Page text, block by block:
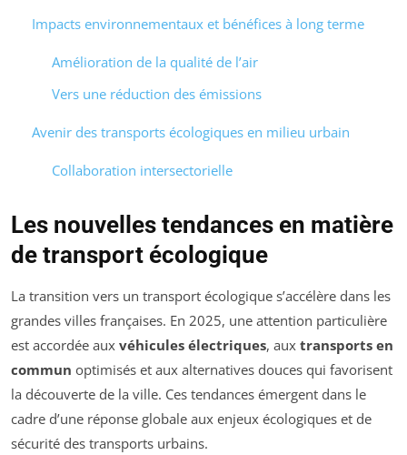
Impacts environnementaux et bénéfices à long terme
Amélioration de la qualité de l’air
Vers une réduction des émissions
Avenir des transports écologiques en milieu urbain
Collaboration intersectorielle
Les nouvelles tendances en matière
de transport écologique
La transition vers un transport écologique s’accélère dans les
grandes villes françaises. En 2025, une attention particulière
est accordée aux véhicules électriques, aux transports en
commun optimisés et aux alternatives douces qui favorisent
la découverte de la ville. Ces tendances émergent dans le
cadre d’une réponse globale aux enjeux écologiques et de
sécurité des transports urbains.